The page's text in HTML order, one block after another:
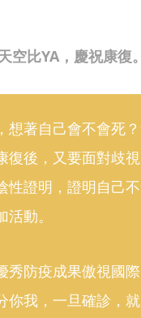
空比YA，慶祝康復
想著自己會不會死
復後，又要面對歧
性證明，證明自己
動。
秀防疫成果傲視國
你我，一旦確診，